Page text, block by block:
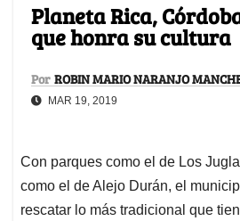
Planeta Rica,
que honra su cultura
Por ROBIN MARIO NARANJO
MAR 19, 2019
Con parques como el de Los
como el de Alejo Durán, el
rescatar lo más tradicional que